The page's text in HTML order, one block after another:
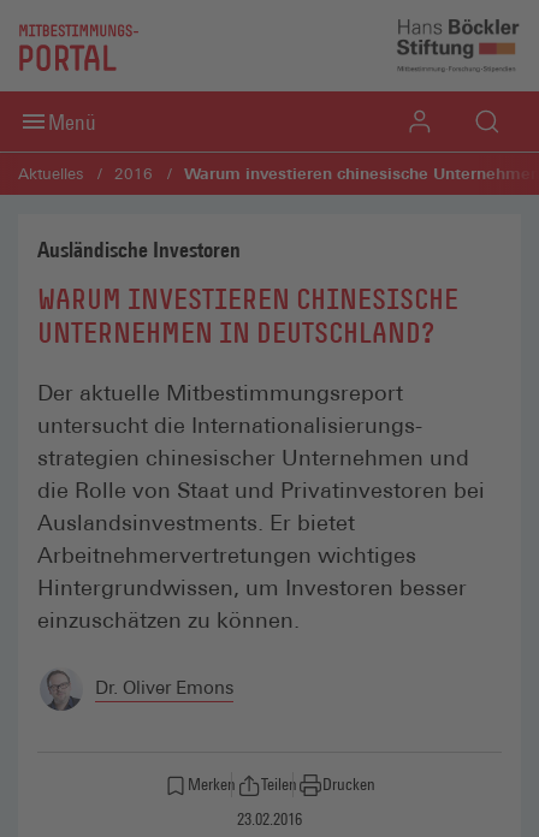
Direkt zum Inhaltsbereich
Direkt zum Fußbereich
Menü
Aktuelles 2016 Warum investieren chinesische
Ausländische Investoren
WARUM INVESTIEREN CHINESISCHE
UNTERNEHMEN IN DEUTSCHLAND?
Der aktuelle Mitbestimmungsreport
untersucht die Internationalisierungs­
strategien chinesischer Unternehmen und
die Rolle von Staat und Privatinvestoren bei
Auslands­investments. Er bietet
Arbeitnehmer­vertretungen wichtiges
Hintergrundwissen, um Investoren besser
einzuschätzen zu können.
Dr. Oliver Emons
Merken Teilen
Drucken
23.02.2016